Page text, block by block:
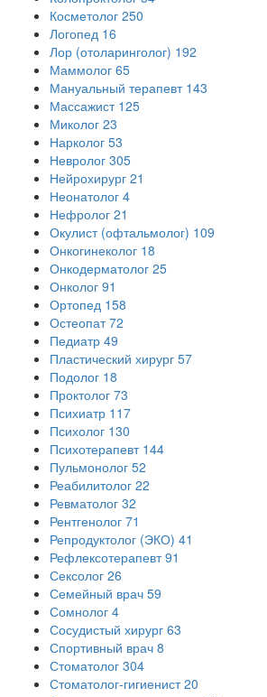
Косметолог 250
Логопед 16
Лор (отоларинголог) 192
Маммолог 65
Мануальный терапевт 143
Массажист 125
Миколог 23
Нарколог 53
Невролог 305
Нейрохирург 21
Неонатолог 4
Нефролог 21
Окулист (офтальмолог) 109
Онкогинеколог 18
Онкодерматолог 25
Онколог 91
Ортопед 158
Остеопат 72
Педиатр 49
Пластический хирург 57
Подолог 18
Проктолог 73
Психиатр 117
Психолог 130
Психотерапевт 144
Пульмонолог 52
Реабилитолог 22
Ревматолог 32
Рентгенолог 71
Репродуктолог (ЭКО) 41
Рефлексотерапевт 91
Сексолог 26
Семейный врач 59
Сомнолог 4
Сосудистый хирург 63
Спортивный врач 8
Стоматолог 304
Стоматолог-гигиенист 20